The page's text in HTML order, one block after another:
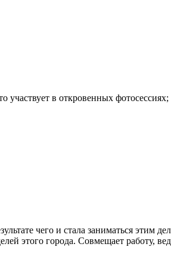
в откровенных фотосессиях;
чего и стала заниматься этим
этого города. Совмещает работу,